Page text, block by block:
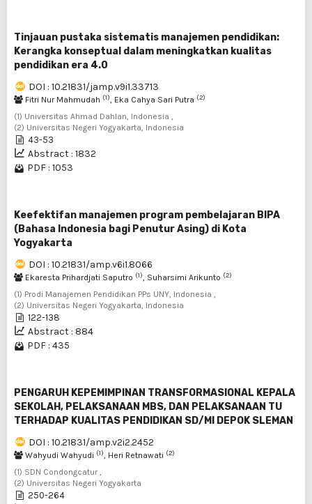
Tinjauan pustaka sistematis manajemen pendidikan:
Kerangka konseptual dalam meningkatkan kualitas
pendidikan era 4.0
DOI : 10.21831/jamp.v9i1.33713
Fitri Nur Mahmudah (1), Eka Cahya Sari Putra (2)
(1) Universitas Ahmad Dahlan, Indonesia ,
(2) Universitas Negeri Yogyakarta, Indonesia
43-53
Abstract : 1832
PDF : 1053
Keefektifan manajemen program pembelajaran BIPA
(Bahasa Indonesia bagi Penutur Asing) di Kota
Yogyakarta
DOI : 10.21831/amp.v6i1.8066
Ekaresta Prihardjati Saputro (1), Suharsimi Arikunto (2)
(1) Prodi Manajemen Pendidikan PPs UNY, Indonesia ,
(2) Universitas Negeri Yogyakarta, Indonesia
122-138
Abstract : 884
PDF : 435
PENGARUH KEPEMIMPINAN TRANSFORMASIONAL KEPALA
SEKOLAH, PELAKSANAAN MBS, DAN PELAKSANAAN TU
TERHADAP KUALITAS PENDIDIKAN SD/MI DEPOK SLEMAN
DOI : 10.21831/amp.v2i2.2452
Wahyudi Wahyudi (1), Heri Retnawati (2)
(1) SDN Condongcatur ,
(2) Universitas Negeri Yogyakarta
250-264